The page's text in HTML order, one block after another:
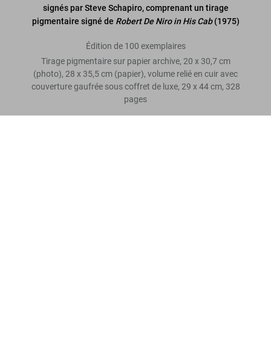
signés par Steve Schapiro, comprenant un tirage
pigmentaire signé de Robert De Niro in His Cab(1975)
Édition de 100 exemplaires
Tirage pigmentaire sur papier archive, 20 x 30,7 cm
(photo), 28 x 35,5 cm (papier), volume relié en cuir avec
couverture gaufrée sous coffret de luxe, 29 x 44 cm, 328
pages